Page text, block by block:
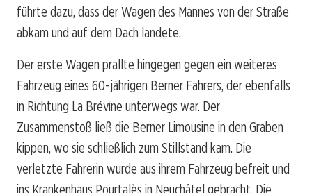
führte dazu, dass der Wagen des Mannes von der Straße
abkam und auf dem Dach landete.
Der erste Wagen prallte hingegen gegen ein weiteres
Fahrzeug eines 60-jährigen Berner Fahrers, der ebenfalls
in Richtung La Brévine unterwegs war. Der
Zusammenstoß ließ die Berner Limousine in den Graben
kippen, wo sie schließlich zum Stillstand kam. Die
verletzte Fahrerin wurde aus ihrem Fahrzeug befreit und
ins Krankenhaus Pourtalès in Neuchâtel gebracht. Die